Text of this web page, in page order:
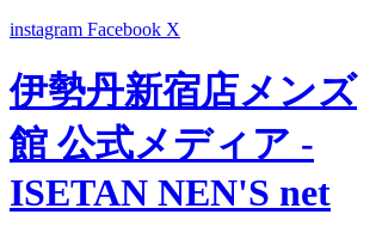
instagram Facebook X
伊勢丹新宿店メンズ
館 公式メディア -
ISETAN NEN'S net